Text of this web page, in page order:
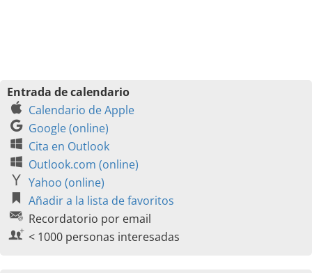
Entrada de calendario
Calendario de Apple
Google (online)
Cita en Outlook
Outlook.com (online)
Yahoo (online)
Añadir a la lista de favoritos
Recordatorio por email
< 1000 personas interesadas